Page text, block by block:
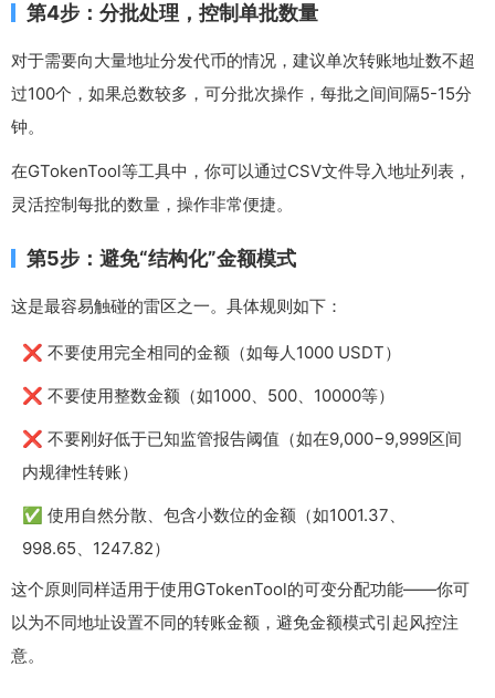
第4步：分批处理，控制单批数量
对于需要向大量地址分发代币的情况，建议单次转账地址数不超
过100个，如果总数较多，可分批次操作，每批之间间隔5-15分
钟。
在GTokenTool等工具中，你可以通过CSV文件导入地址列表，
灵活控制每批的数量，操作非常便捷。
第5步：避免“结构化”金额模式
这是最容易触碰的雷区之一。具体规则如下：
❌ 不要使用完全相同的金额（如每人1000 USDT）
❌ 不要使用整数金额（如1000、500、10000等）
❌ 不要刚好低于已知监管报告阈值（如在9,000−9,999区间
内规律性转账）
✅ 使用自然分散、包含小数位的金额（如1001.37、
998.65、1247.82）
这个原则同样适用于使用GTokenTool的可变分配功能——你可
以为不同地址设置不同的转账金额，避免金额模式引起风控注
意。